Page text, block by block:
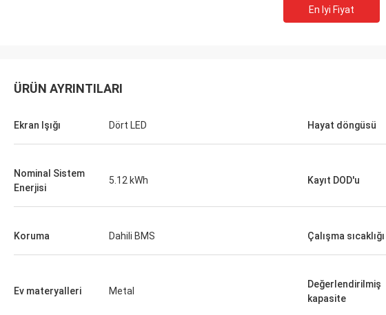
En Iyi Fiyat
ÜRÜN AYRINTILARI
Ekran Işığı Dört LED Hayat döngüsü
Nominal Sistem
Enerjisi
5.12 kWh Kayıt DOD'u
Koruma Dahili BMS Çalışma sıcaklığı
Ev materyalleri Metal
Değerlendirilmiş
kapasite